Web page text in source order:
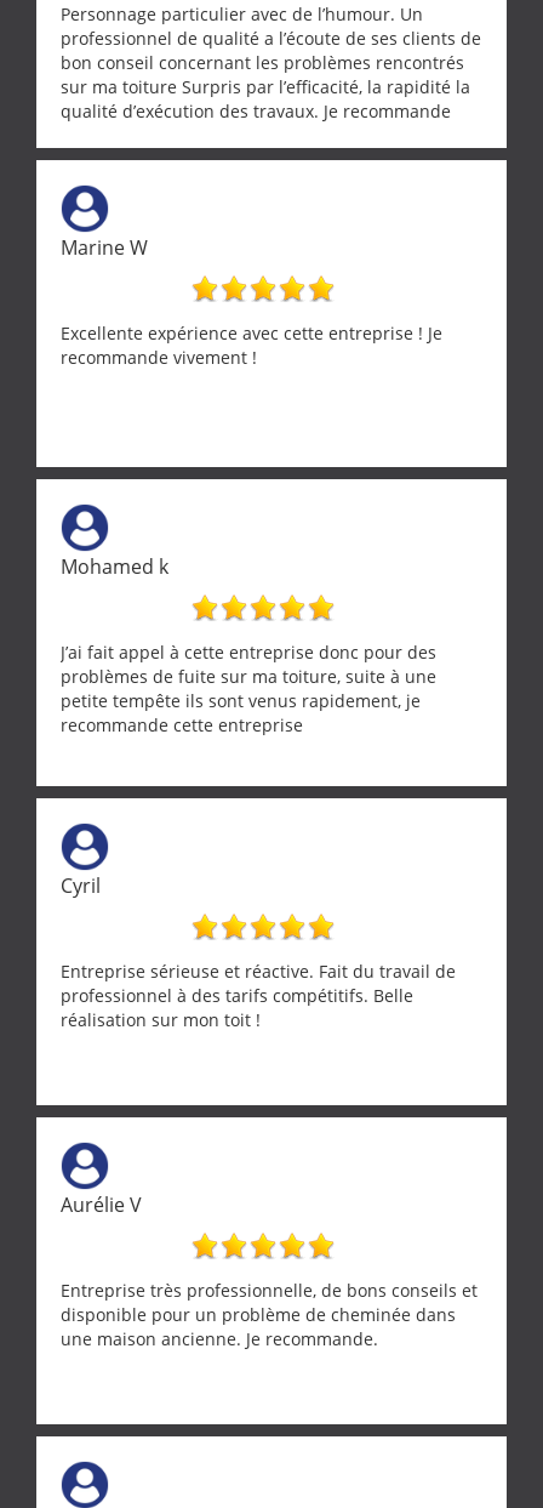
Personnage particulier avec de l’humour. Un
professionnel de qualité a l’écoute de ses clients de
bon conseil concernant les problèmes rencontrés
sur ma toiture Surpris par l’efficacité, la rapidité la
qualité d’exécution des travaux. Je recommande
Marine W
Excellente expérience avec cette entreprise ! Je
recommande vivement !
Mohamed k
J’ai fait appel à cette entreprise donc pour des
problèmes de fuite sur ma toiture, suite à une
petite tempête ils sont venus rapidement, je
recommande cette entreprise
Cyril
Entreprise sérieuse et réactive. Fait du travail de
professionnel à des tarifs compétitifs. Belle
réalisation sur mon toit !
Aurélie V
Entreprise très professionnelle, de bons conseils et
disponible pour un problème de cheminée dans
une maison ancienne. Je recommande.